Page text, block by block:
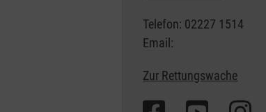
Telefon: 02227 1514
Email:
Zur Rettungswache